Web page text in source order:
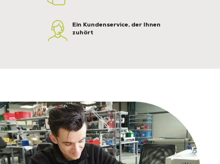
Ein Kundenservice, der Ihnen
zuhört